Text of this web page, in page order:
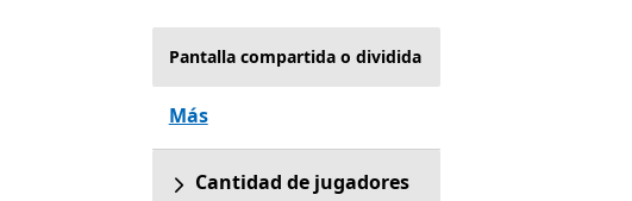
Pantalla compartida o dividida
Más
Cantidad de jugadores